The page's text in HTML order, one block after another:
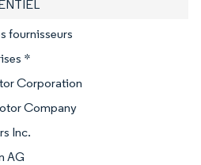
fournisseurs
*
Corporation
Company
Inc.
AG